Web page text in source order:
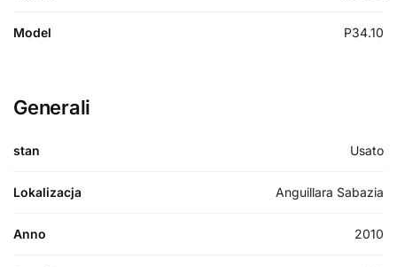
Model P34.10
Generali
stan Usato
Lokalizacja Anguillara Sabazia
Anno 2010